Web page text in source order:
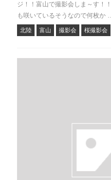
ジ！！富山で撮影会しま～す！
も咲いているそうなので何枚か
北陸 富山 撮影会 桜撮影会